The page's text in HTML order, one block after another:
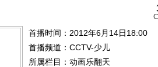
首播时间：2012年6月14日18:00
首播频道： CCTV-少儿
所属栏目： 动画乐翻天